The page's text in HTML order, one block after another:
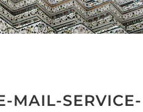
MAIL-SERVICE-